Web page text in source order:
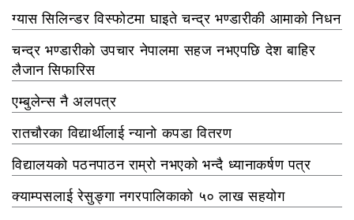
ग्यास सिलिन्डर विस्फोटमा घाइते चन्द्र भण्डारीकी आमाको निधन
चन्द्र भण्डारीको उपचार नेपालमा सहज नभएपछि देश बाहिर
लैजान सिफारिस
एम्बुलेन्स नै अलपत्र
रातचौरका विद्यार्थीलाई न्यानो कपडा वितरण
विद्यालयको पठनपाठन राम्रो नभएको भन्दै ध्यानाकर्षण पत्र
क्याम्पसलाई रेसुङ्गा नगरपालिकाको ५० लाख सहयोग